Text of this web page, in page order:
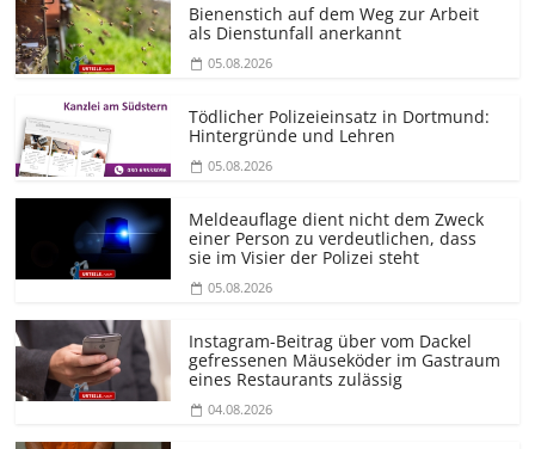
Bienenstich auf dem Weg zur Arbeit
als Dienstunfall anerkannt
05.08.2026
Tödlicher Polizeieinsatz in Dortmund:
Hintergründe und Lehren
05.08.2026
Meldeauflage dient nicht dem Zweck
einer Person zu verdeutlichen, dass
sie im Visier der Polizei steht
05.08.2026
Instagram-Beitrag über vom Dackel
gefressenen Mäuseköder im Gastraum
eines Restaurants zulässig
04.08.2026